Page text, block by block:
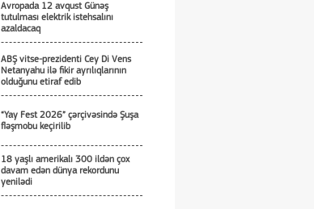
Avropada 12 avqust Günəş
tutulması elektrik istehsalını
azaldacaq
ABŞ vitse-prezidenti Cey Di Vens
Netanyahu ilə fikir ayrılıqlarının
olduğunu etiraf edib
“Yay Fest 2026” çərçivəsində Şuşa
fləşmobu keçirilib
18 yaşlı amerikalı 300 ildən çox
davam edən dünya rekordunu
yenilədi